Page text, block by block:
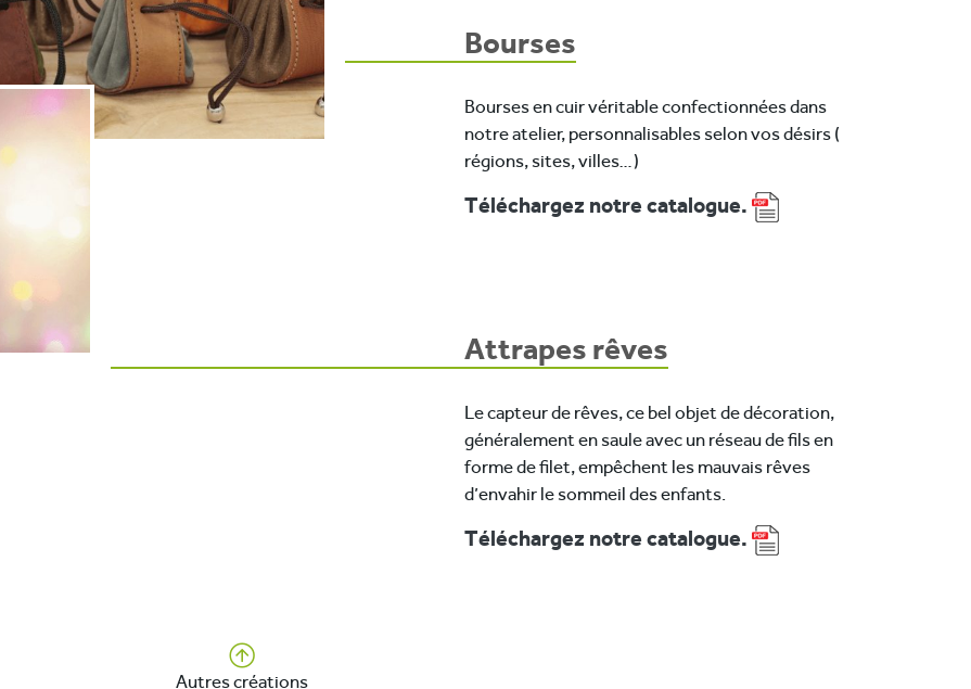
Bourses
Bourses en cuir véritable confectionnées dans
notre atelier, personnalisables selon vos désirs (
régions, sites, villes…)
Téléchargez notre catalogue.
Attrapes rêves
Le capteur de rêves, ce bel objet de décoration,
généralement en saule avec un réseau de fils en
forme de filet, empêchent les mauvais rêves
d’envahir le sommeil des enfants.
Téléchargez notre catalogue.
Autres créations